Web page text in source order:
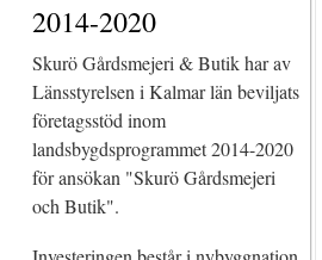
2014-2020
Skurö Gårdsmejeri & Butik har av
Länsstyrelsen i Kalmar län beviljats
företagsstöd inom
landsbygdsprogrammet 2014-2020
för ansökan "Skurö Gårdsmejeri
och Butik".